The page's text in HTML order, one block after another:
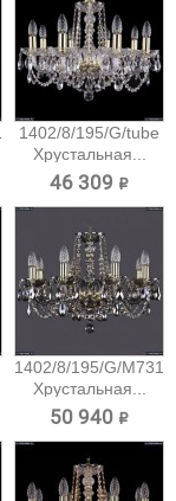
1402/8/195/G/tube
Хрустальная...
46 309 ₽
1402/8/195/G/M731
Хрустальная...
50 940 ₽